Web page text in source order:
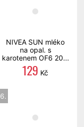
NIVEA SUN mléko
na opal. s
karotenem OF6 20...
129 Kč
6.